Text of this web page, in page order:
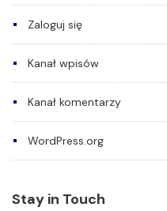
Zaloguj się
Kanał wpisów
Kanał komentarzy
WordPress.org
Stay in Touch